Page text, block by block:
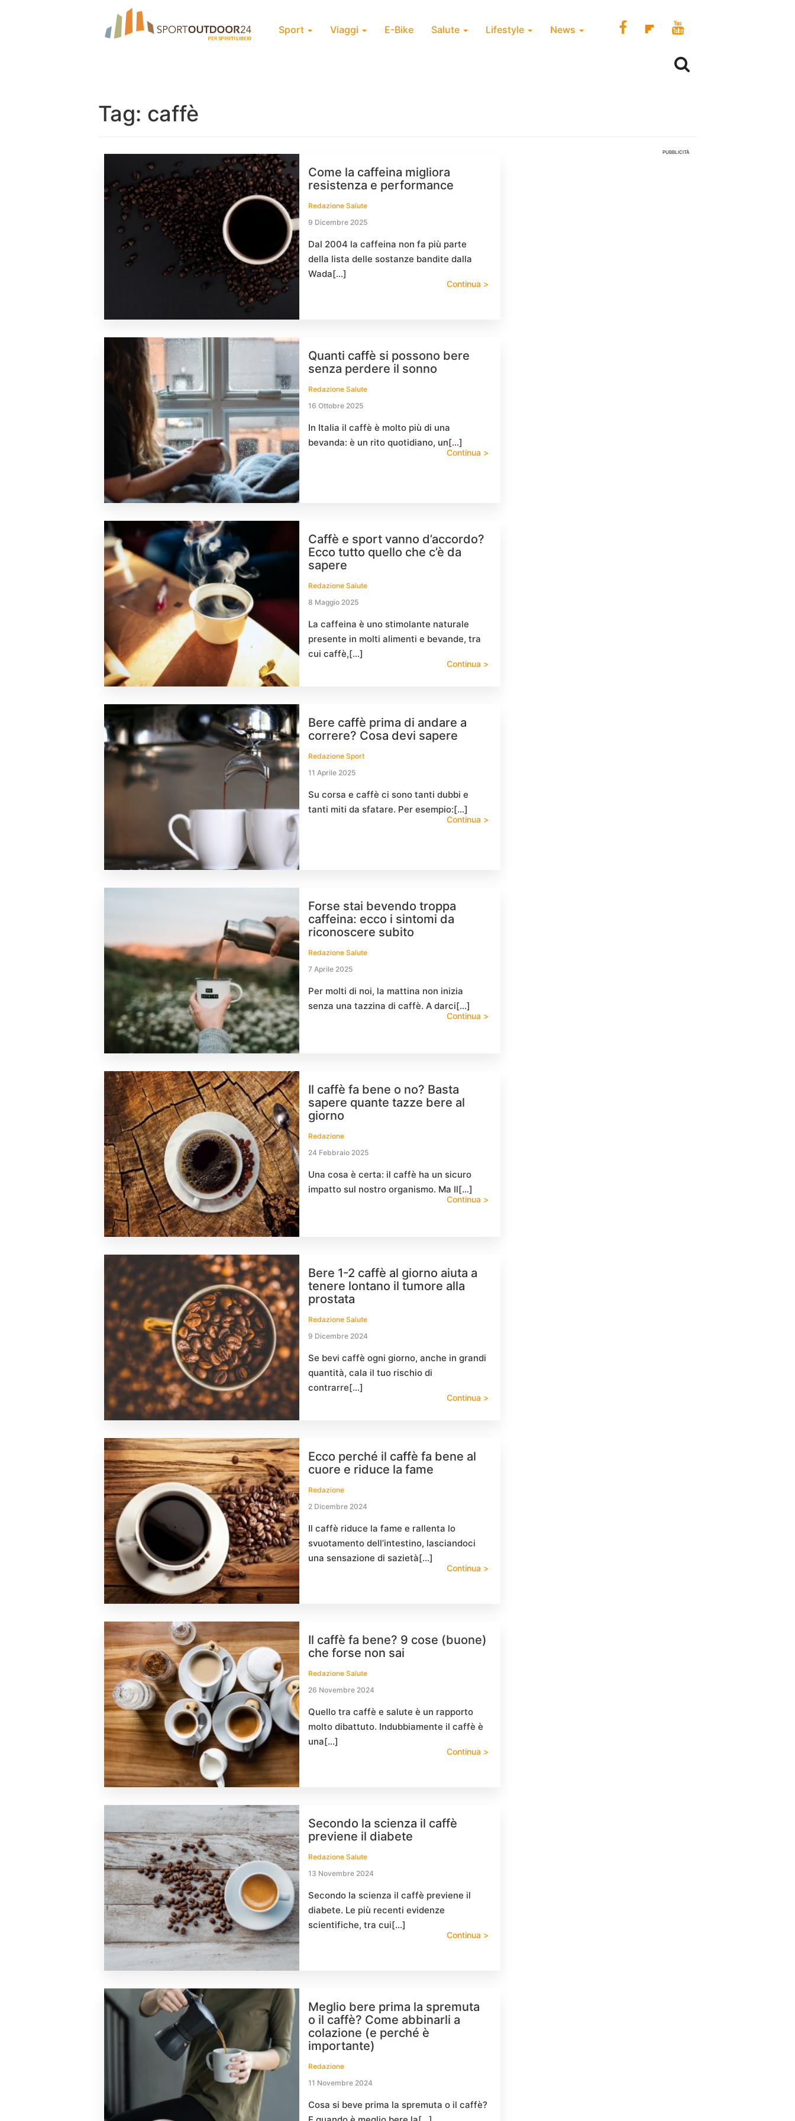
Sport Viaggi E-Bike Salute Lifestyle News
Tag: caffè
Come la caffeina migliora
resistenza e performance
Redazione Salute
9 Dicembre 2025
Dal 2004 la caffeina non fa più parte
della lista delle sostanze bandite dalla
Wada[…]
Continua >
Quanti caffè si possono bere
senza perdere il sonno
Redazione Salute
16 Ottobre 2025
In Italia il caffè è molto più di una
bevanda: è un rito quotidiano, un[…]
Continua >
Caffè e sport vanno d’accordo?
Ecco tutto quello che c’è da
sapere
Redazione Salute
8 Maggio 2025
La caffeina è uno stimolante naturale
presente in molti alimenti e bevande, tra
cui caffè,[…]
Continua >
Bere caffè prima di andare a
correre? Cosa devi sapere
Redazione Sport
11 Aprile 2025
Su corsa e caffè ci sono tanti dubbi e
tanti miti da sfatare. Per esempio:[…]
Continua >
Forse stai bevendo troppa
caffeina: ecco i sintomi da
riconoscere subito
Redazione Salute
7 Aprile 2025
Per molti di noi, la mattina non inizia
senza una tazzina di caffè. A darci[…]
Continua >
Il caffè fa bene o no? Basta
sapere quante tazze bere al
giorno
Redazione
24 Febbraio 2025
Una cosa è certa: il caffè ha un sicuro
impatto sul nostro organismo. Ma Il[…]
Continua >
Bere 1-2 caffè al giorno aiuta a
tenere lontano il tumore alla
prostata
Redazione Salute
9 Dicembre 2024
Se bevi caffè ogni giorno, anche in grandi
quantità, cala il tuo rischio di
contrarre[…]
Continua >
Ecco perché il caffè fa bene al
cuore e riduce la fame
Redazione
2 Dicembre 2024
Il caffè riduce la fame e rallenta lo
svuotamento dell’intestino, lasciandoci
una sensazione di sazietà[…]
Continua >
Il caffè fa bene? 9 cose (buone)
che forse non sai
Redazione Salute
26 Novembre 2024
Quello tra caffè e salute è un rapporto
molto dibattuto. Indubbiamente il caffè è
una[…]
Continua >
Secondo la scienza il caffè
previene il diabete
Redazione Salute
13 Novembre 2024
Secondo la scienza il caffè previene il
diabete. Le più recenti evidenze
scientifiche, tra cui[…]
Continua >
Meglio bere prima la spremuta
o il caffè? Come abbinarli a
colazione (e perché è
importante)
Redazione
11 Novembre 2024
Cosa si beve prima la spremuta o il caffè?
PUBBLICITÀ